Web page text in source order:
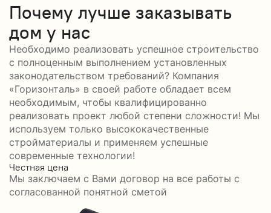
Почему лучше заказывать
дом у нас
Необходимо реализовать успешное строительство
с полноценным выполнением установленных
законодательством требований? Компания
«Горизонталь» в своей работе обладает всем
необходимым, чтобы квалифицированно
реализовать проект любой степени сложности! Мы
используем только высококачественные
стройматериалы и применяем успешные
современные технологии!
Честная цена
Мы заключаем с Вами договор на все работы с
согласованной понятной сметой